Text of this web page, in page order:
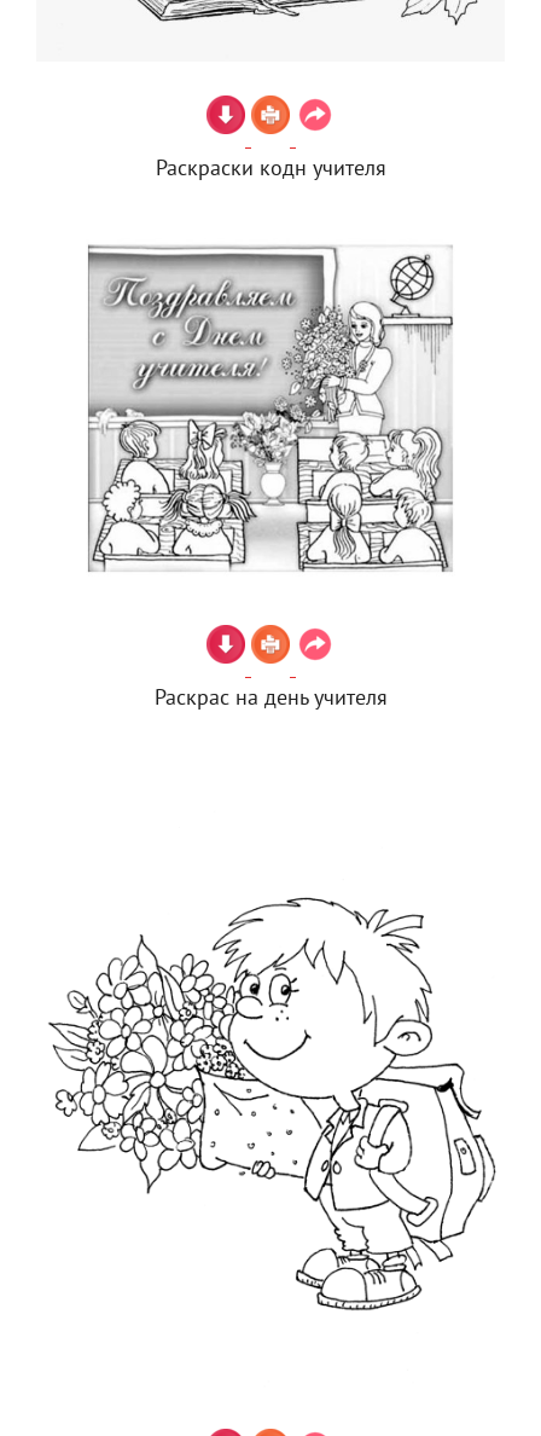
Раскраски кодн учителя
Раскрас на день учителя